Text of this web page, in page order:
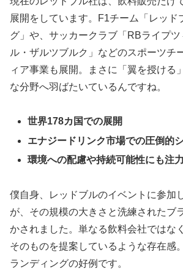
展開をしています。F1チーム「レッド
グ」や、サッカークラブ「RBライプ
ル・ザルツブルク」などのスポーツチ
ィア事業も展開。まさに「翼を授ける
な分野へ羽ばたいているんですね。
世界178カ国での展開
エナジードリンク市場での圧倒的
環境への配慮や持続可能性にも注力
僕自身、レッドブルのイベントに参加
が、その規模の大きさと洗練されたブ
かされました。単なる飲料会社ではな
そのものを提案しているような存在感
ランディングの好例です。